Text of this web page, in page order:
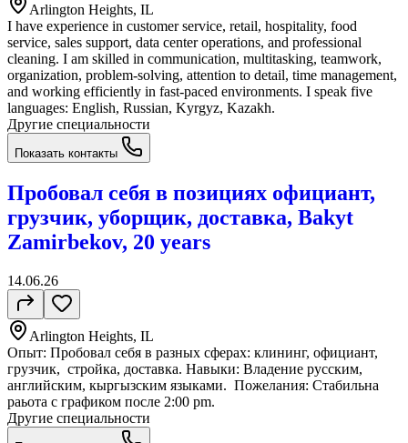
Arlington Heights, IL
I have experience in customer service, retail, hospitality, food
service, sales support, data center operations, and professional
cleaning. I am skilled in communication, multitasking, teamwork,
organization, problem-solving, attention to detail, time management,
and working efficiently in fast-paced environments. I speak five
languages: English, Russian, Kyrgyz, Kazakh.
Другие специальности
Показать контакты
Пробовал себя в позициях официант,
грузчик, уборщик, доставка, Bakyt
Zamirbekov, 20 years
14.06.26
Arlington Heights, IL
Опыт: Пробовал себя в разных сферах: клининг, официант,
грузчик, стройка, доставка. Навыки: Владение русским,
английским, кыргызским языками. Пожелания: Стабильна
раьота с графиком после 2:00 pm.
Другие специальности